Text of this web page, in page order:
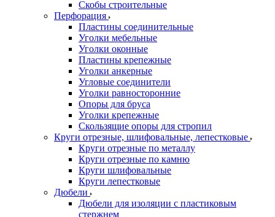
Скобы строительные
Перфорация
Пластины соединительные
Уголки мебельные
Уголки оконные
Пластины крепежные
Уголки анкерные
Угловые соединители
Уголки равносторонние
Опоры для бруса
Уголки крепежные
Скользящие опоры для стропил
Круги отрезные, шлифовальные, лепестковые
Круги отрезные по металлу
Круги отрезные по камню
Круги шлифовальные
Круги лепестковые
Дюбели
Дюбели для изоляции с пластиковым
стержнем